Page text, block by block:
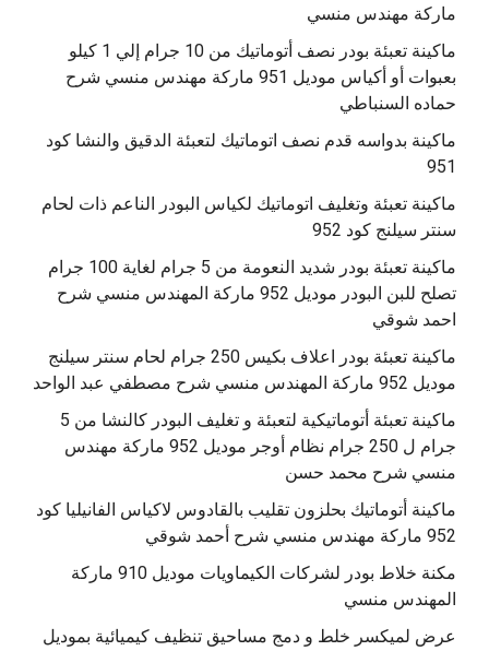
ماركة مهندس منسي
ماكينة تعبئة بودر نصف أتوماتيك من 10 جرام إلي 1 كيلو
بعبوات أو أكياس موديل 951 ماركة مهندس منسي شرح
حماده السنباطي
ماكينة بدواسه قدم نصف اتوماتيك لتعبئة الدقيق والنشا كود
951
ماكينة تعبئة وتغليف اتوماتيك لكياس البودر الناعم ذات لحام
سنتر سيلنج كود 952
ماكينة تعبئة بودر شديد النعومة من 5 جرام لغاية 100 جرام
تصلح للبن البودر موديل 952 ماركة المهندس منسي شرح
احمد شوقي
ماكينة تعبئة بودر اعلاف بكيس 250 جرام لحام سنتر سيلنج
موديل 952 ماركة المهندس منسي شرح مصطفي عبد الواحد
ماكينة تعبئة أتوماتيكية لتعبئة و تغليف البودر كالنشا من 5
جرام ل 250 جرام نظام أوجر موديل 952 ماركة مهندس
منسي شرح محمد حسن
‫ماكينة أتوماتيك بحلزون تقليب بالقادوس لاكياس الفانيليا كود
مكنة خلاط بودر لشركات الكيماويات موديل 910 ماركة
المهندس منسي
عرض لميكسر خلط و دمج مساحيق تنظيف كيميائية بموديل